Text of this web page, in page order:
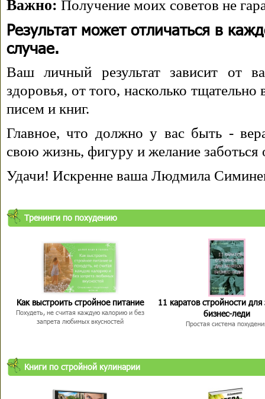
Важно: Получение моих советов не
Результат может отличаться в
случае.
Ваш личный результат зависит от
здоровья, от того, насколько
писем и книг.
Главное, что должно у вас быть -
свою жизнь, фигуру и желание заботься
Удачи! Искренне ваша Людмила
Тренинги по похудению
Как выстроить стройное питание
Похудеть, не считая каждую калорию и без
запрета любимых вкусностей
11 каратов стройности для
бизнес-леди
Простая система
Книги по стройной кулинарии